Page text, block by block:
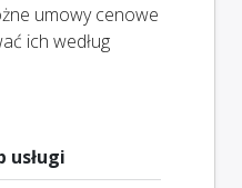
umowy cenowe
ich według
usługi